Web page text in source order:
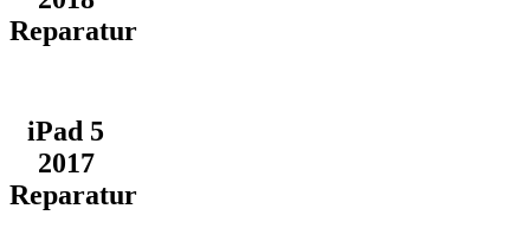
Reparatur
iPad 5
2017
Reparatur